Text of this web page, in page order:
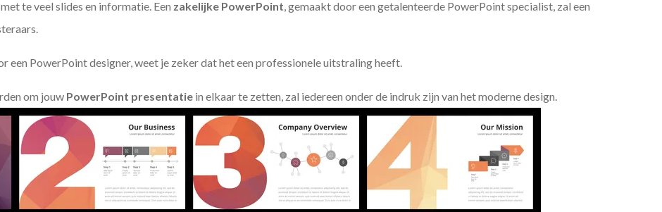
met te veel slides en informatie. Een zakelijke PowerPoint, gemaakt door een getalenteerde PowerPoint specialist, zal een
een PowerPoint designer, weet je zeker dat het een professionele uitstraling heeft.
om jouw PowerPoint presentatie in elkaar te zetten, zal iedereen onder de indruk zijn van het moderne design.